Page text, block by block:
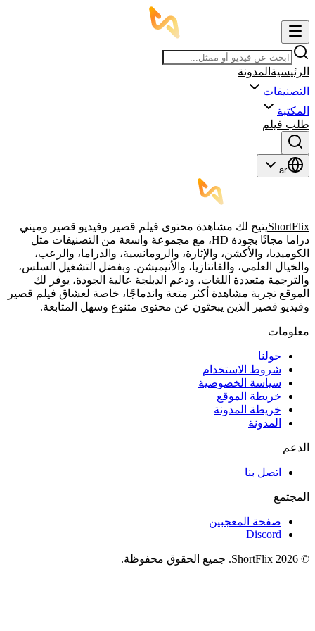
الرئيسية المدونة
التصنيفات
المكتبة
طلب فيلم
ar
ShortFlixيتيح لك مشاهدة محتوى فيلم قصير وفيديو قصير وميني
دراما مجانًا بجودة HD، مع مجموعة واسعة من التصنيفات مثل
الكوميديا، والأكشن، والإثارة، والرومانسية، والدراما، والرعب،
والخيال العلمي، والفانتازيا، والأنيميشن. وبفضل التشغيل السلس،
والترجمة متعددة اللغات، ودعم الدبلجة عالية الجودة، يوفر لك
الموقع تجربة مشاهدة أكثر متعة واندماجًا، خاصة لعشاق فيلم قصير
وفيديو قصير الذين يبحثون عن محتوى متنوع وسهل المتابعة.
معلومات
حولنا
شروط الاستخدام
سياسة الخصوصية
خريطة الموقع
خريطة المدونة
المدونة
الدعم
اتصل بنا
المجتمع
صفحة المعجبين
Discord
© 2026 ShortFlix. جميع الحقوق محفوظة.